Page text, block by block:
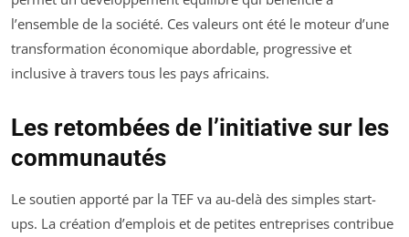
l’ensemble de la société. Ces valeurs ont été le moteur d’une
transformation économique abordable, progressive et
inclusive à travers tous les pays africains.
Les retombées de l’initiative sur les
communautés
Le soutien apporté par la TEF va au-delà des simples start-
ups. La création d’emplois et de petites entreprises contribue